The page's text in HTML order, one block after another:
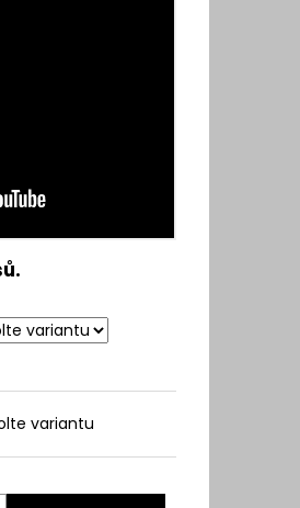
variantu